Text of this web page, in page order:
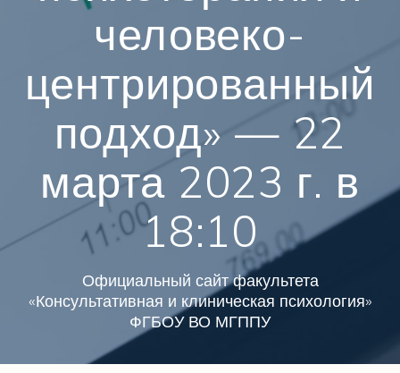
человеко-
центрированный
подход» — 22
марта 2023 г. в
18:10
Официальный сайт факультета
«Консультативная и клиническая психология»
ФГБОУ ВО МГППУ